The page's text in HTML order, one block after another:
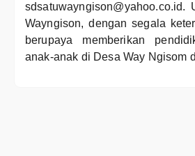
Wayngison, dengan segala
berupaya memberikan
anak-anak di Desa Way Ngisom